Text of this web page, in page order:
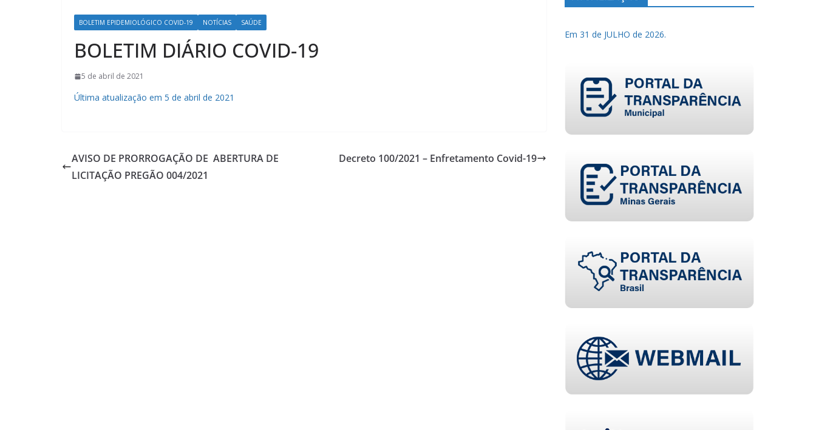
BOLETIM EPIDEMIOLÓGICO COVID-19 NOTÍCIAS SAÚDE
BOLETIM DIÁRIO COVID-19
5 de abril de 2021
Última atualização em 5 de abril de 2021
AVISO DE PRORROGAÇÃO DE ABERTURA DE
LICITAÇÃO PREGÃO 004/2021
Decreto 100/2021 – Enfretamento Covid-19
Em 31 de JULHO de 2026.